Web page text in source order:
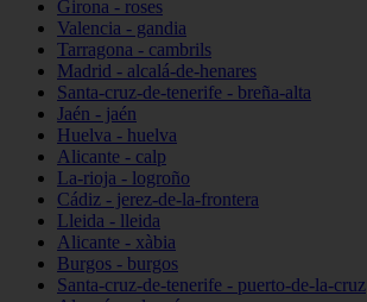
Girona - roses
Valencia - gandia
Tarragona - cambrils
Madrid - alcalá-de-henares
Santa-cruz-de-tenerife - breña-alta
Jaén - jaén
Huelva - huelva
Alicante - calp
La-rioja - logroño
Cádiz - jerez-de-la-frontera
Lleida - lleida
Alicante - xàbia
Burgos - burgos
Santa-cruz-de-tenerife - puerto-de-la-cruz